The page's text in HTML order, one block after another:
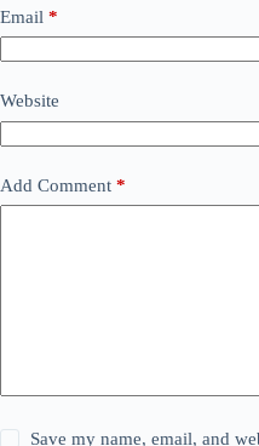
Email *
Website
Add Comment *
Save my name, email, and